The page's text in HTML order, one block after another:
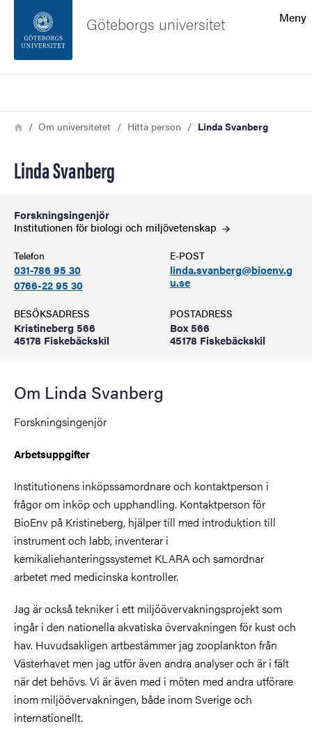
Sidfoten
Meny
Göteborgs universitet
Länkstig
HemOm universitetet Hitta person Linda Svanberg
Linda Svanberg
Forskningsingenjör
Institutionen för biologi och miljövetenskap
Telefon
031-786 95 30
0766-22 95 30
E-POST
linda.svanberg@bioenv.g
u.se
BESÖKSADRESS
Kristineberg 566
45178 Fiskebäckskil
POSTADRESS
Box 566
45178 Fiskebäckskil
Om Linda Svanberg
Forskningsingenjör
Arbetsuppgifter
Institutionens inköpssamordnare och kontaktperson i
frågor om inköp och upphandling. Kontaktperson för
BioEnv på Kristineberg, hjälper till med introduktion till
instrument och labb, inventerar i
kemikaliehanteringssystemet KLARA och samordnar
arbetet med medicinska kontroller.
Jag är också tekniker i ett miljöövervakningsprojekt som
ingår i den nationella akvatiska övervakningen för kust och
hav. Huvudsakligen artbestämmer jag zooplankton från
Västerhavet men jag utför även andra analyser och är i fält
när det behövs. Vi är även med i möten med andra utförare
inom miljöövervakningen, både inom Sverige och
internationellt.